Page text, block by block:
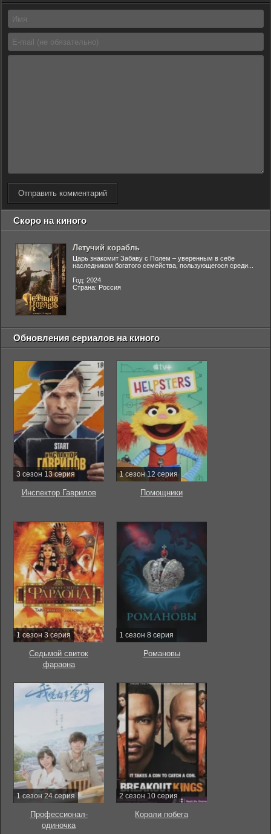
Отправить комментарий
Скоро на киного
Летучий корабль
Царь знакомит Забаву с Полем – уверенным в себе
наследником богатого семейства, пользующегося среди...
Год: 2024
Страна: Россия
Обновления сериалов на киного
3 сезон 13 серия
Инспектор Гаврилов
1 сезон 12 серия
Помощники
1 сезон 3 серия
Седьмой свиток
фараона
1 сезон 8 серия
Романовы
1 сезон 24 серия
Профессионал-
одиночка
2 сезон 10 серия
Короли побега